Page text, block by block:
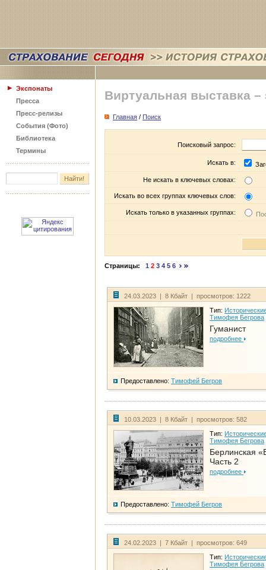
Экспонаты
Пресса
Пресс-релизы
События (Фото)
Библиотека
Термины
Виртуальная выставка –
Главная / Поиск
Поисковый запрос:
Искать в:
Не искать в ключевых словах:
Искать во всех группах ключевых слов:
Искать только в указанных группах:
Страницы: 1 2 3 4 5 6
24.03.2023 | 8 Кбайт | просмотров: 1222
Тип:
Тимофея Бегрова
Гуманист
подробнее
Предоставлено: Тимофей Бегров
10.03.2023 | 8 Кбайт | просмотров: 582
Тип:
Тимофея Бегрова
Берлинская
Часть 2
подробнее
Предоставлено: Тимофей Бегров
24.02.2023 | 7 Кбайт | просмотров: 649
Тип:
Тимофея Бегрова